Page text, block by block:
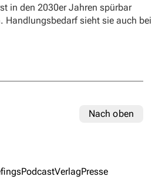
in den 2030er Jahren spürbar
Handlungsbedarf sieht sie auch bei
Nach oben
PodcastVerlagPresse